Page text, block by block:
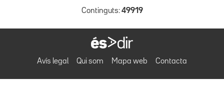
Continguts: 49919
Avís legal Qui som Mapa web Contacta